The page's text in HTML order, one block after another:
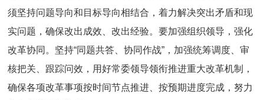
须坚持问题导向和目标导向相结合，着力解决突出矛盾和现
实问题，确保改出成效、改出经验。要加强组织领导，强化
改革协同。坚持“同题共答、协同作战”，加强统筹调度、审
核把关、跟踪问效，用好常委领导领衔推进重大改革机制，
确保各项改革事项按时间节点推进、按预期进度完成，努力